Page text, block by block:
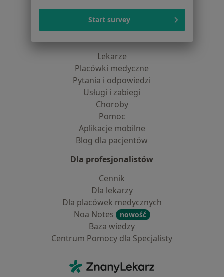
Centrum prasowe
Kontakt
Lekarze
Placówki medyczne
Pytania i odpowiedzi
Usługi i zabiegi
Choroby
Pomoc
Aplikacje mobilne
Blog dla pacjentów
Dla profesjonalistów
Cennik
Dla lekarzy
Dla placówek medycznych
Noa Notes
nowość
Baza wiedzy
Centrum Pomocy dla Specjalisty
ZnanyLekarz - Strona główna
Start survey